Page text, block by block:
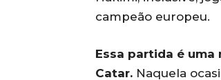
campeão europeu.
Essa partida é
Catar. Naquela